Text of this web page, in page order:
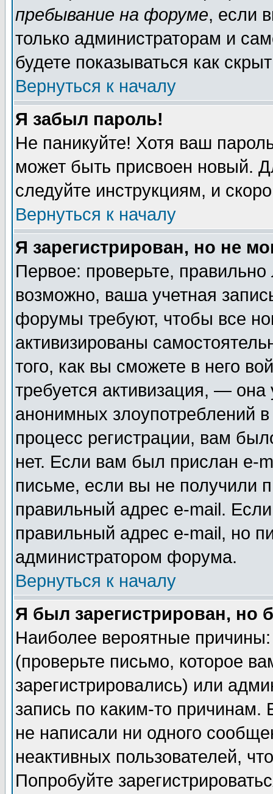
пребывание на форуме, если
только администраторам и
будете показываться как
Вернуться к началу
Я забыл пароль!
Не паникуйте! Хотя ваш
может быть присвоен новый.
следуйте инструкциям, и
Вернуться к началу
Я зарегистрирован, но не
Первое: проверьте,
возможно, ваша учетная
форумы требуют, чтобы все
активизированы
того, как вы сможете в него
требуется активизация, —
анонимных злоупотреблений
процесс регистрации, вам
нет. Если вам был прислан e-
письме, если вы не получили
правильный адрес e-mail.
правильный адрес e-mail, но
администратором форума.
Вернуться к началу
Я был зарегистрирован, но
Наиболее вероятные
(проверьте письмо, которое
зарегистрировались) или
запись по каким-то
не написали ни одного
неактивных пользователей,
Попробуйте